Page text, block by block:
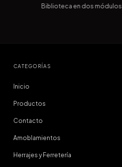
Biblioteca en dos módulos
CATEGORÍAS
Inicio
Productos
Contacto
Amoblamientos
Herrajes y Ferretería